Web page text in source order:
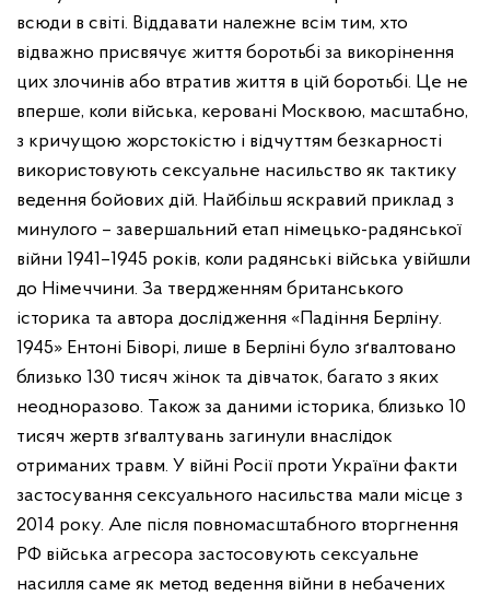
всюди в світі. Віддавати належне всім тим, хто
відважно присвячує життя боротьбі за викорінення
цих злочинів або втратив життя в цій боротьбі. Це не
вперше, коли війська, керовані Москвою, масштабно,
з кричущою жорстокістю і відчуттям безкарності
використовують сексуальне насильство як тактику
ведення бойових дій. Найбільш яскравий приклад з
минулого – завершальний етап німецько-радянської
війни 1941–1945 років, коли радянські війська увійшли
до Німеччини. За твердженням британського
історика та автора дослідження «Падіння Берліну.
1945» Ентоні Біворі, лише в Берліні було зґвалтовано
близько 130 тисяч жінок та дівчаток, багато з яких
неодноразово. Також за даними історика, близько 10
тисяч жертв зґвалтувань загинули внаслідок
отриманих травм. У війні Росії проти України факти
застосування сексуального насильства мали місце з
2014 року. Але після повномасштабного вторгнення
РФ війська агресора застосовують сексуальне
насилля саме як метод ведення війни в небачених